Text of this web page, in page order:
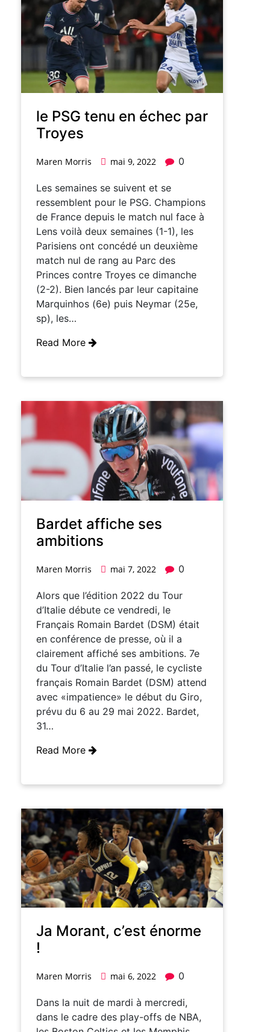
le PSG tenu en échec par
Troyes
Maren Morris mai 9, 2022 0
Les semaines se suivent et se
ressemblent pour le PSG. Champions
de France depuis le match nul face à
Lens voilà deux semaines (1-1), les
Parisiens ont concédé un deuxième
match nul de rang au Parc des
Princes contre Troyes ce dimanche
(2-2). Bien lancés par leur capitaine
Marquinhos (6e) puis Neymar (25e,
sp), les…
Read More
Bardet affiche ses
ambitions
Maren Morris mai 7, 2022 0
Alors que l’édition 2022 du Tour
d’Italie débute ce vendredi, le
Français Romain Bardet (DSM) était
en conférence de presse, où il a
clairement affiché ses ambitions. 7e
du Tour d’Italie l’an passé, le cycliste
français Romain Bardet (DSM) attend
avec «impatience» le début du Giro,
prévu du 6 au 29 mai 2022. Bardet,
31…
Read More
Ja Morant, c’est énorme
!
Maren Morris mai 6, 2022 0
Dans la nuit de mardi à mercredi,
dans le cadre des play-offs de NBA,